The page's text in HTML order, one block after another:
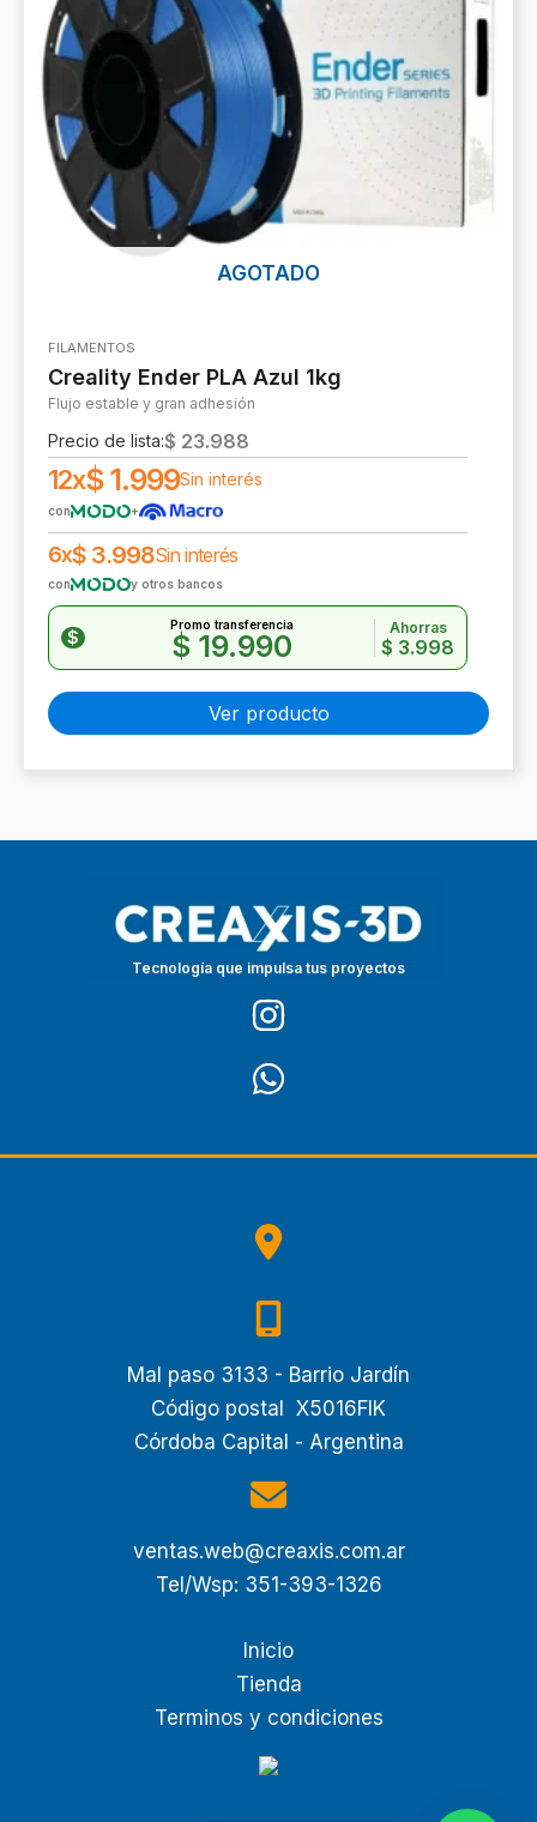
AGOTADO
FILAMENTOS
Creality Ender PLA Azul 1kg
Flujo estable y gran adhesión
Precio de lista:$ 23.988
12x$1.999Sin interés
con +
6x$ 3.998Sin interés
con y otros bancos
$
Promo transferencia
$19.990
Ahorras
$ 3.998
Ver producto
Tecnología que impulsa tus proyectos
Mal paso 3133 - Barrio Jardín
Código postal X5016FIK
Córdoba Capital - Argentina
ventas.web@creaxis.com.ar
Tel/Wsp: 351-393-1326
Inicio
Tienda
Terminos y condiciones